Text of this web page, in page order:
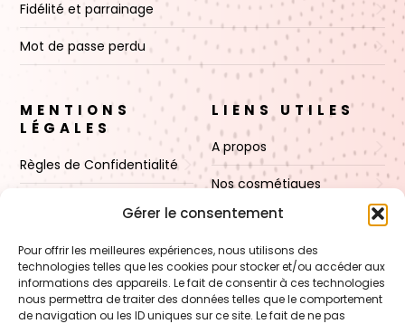
Gérer le consentement
Pour offrir les meilleures expériences, nous utilisons des
technologies telles que les cookies pour stocker et/ou accéder aux
informations des appareils. Le fait de consentir à ces technologies
nous permettra de traiter des données telles que le comportement
de navigation ou les ID uniques sur ce site. Le fait de ne pas
Fidélité et parrainage
Mot de passe perdu
MENTIONS
LÉGALES
Règles de Confidentialité
Politique de cookies (UE)
LIENS UTILES
A propos
Nos cosmétiques
Nos cires
Boutique
Contact